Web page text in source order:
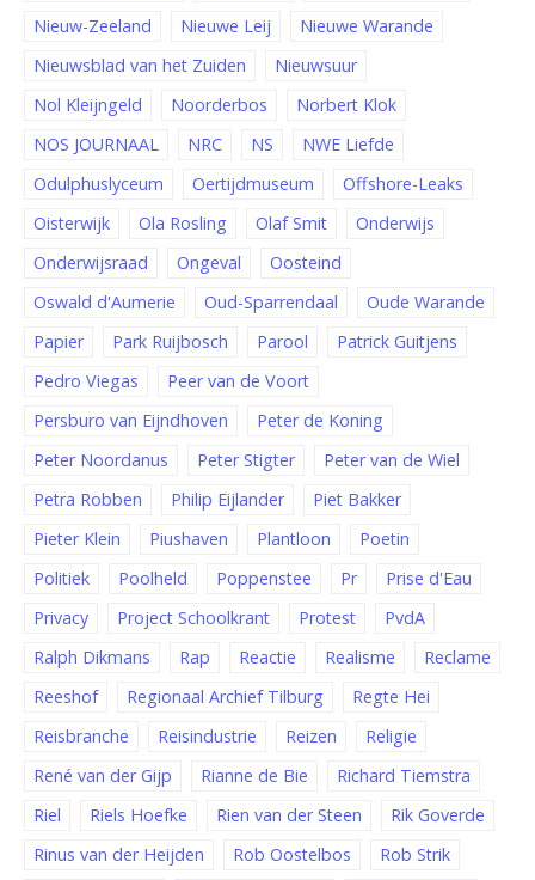
Nieuw-Zeeland
Nieuwe Leij
Nieuwe Warande
Nieuwsblad van het Zuiden
Nieuwsuur
Nol Kleijngeld
Noorderbos
Norbert Klok
NOS JOURNAAL
NRC NS
NWE Liefde
Odulphuslyceum
Oertijdmuseum
Offshore-Leaks
Oisterwijk
Ola Rosling Olaf Smit
Onderwijs
Onderwijsraad
Ongeval
Oosteind
Oswald d'Aumerie
Oud-Sparrendaal
Oude Warande
Papier
Park Ruijbosch Parool
Patrick Guitjens
Pedro Viegas
Peer van de Voort
Persburo van Eijndhoven
Peter de Koning
Peter Noordanus
Peter Stigter
Peter van de Wiel
Petra Robben
Philip Eijlander
Piet Bakker
Pieter Klein
Piushaven Plantloon
Poetin
Politiek
Poolheld Poppenstee Pr
Prise d'Eau
Privacy
Project Schoolkrant Protest
PvdA
Ralph Dikmans
Rap Reactie Realisme
Reclame
Reeshof
Regionaal Archief Tilburg
Regte Hei
Reisbranche
Reisindustrie Reizen
Religie
René van der Gijp
Rianne de Bie
Richard Tiemstra
Riel
Riels Hoefke Rien van der Steen
Rik Goverde
Rinus van der Heijden
Rob Oostelbos
Rob Strik